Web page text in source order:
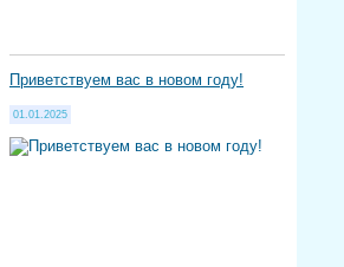
Приветствуем вас в новом году!
01.01.2025